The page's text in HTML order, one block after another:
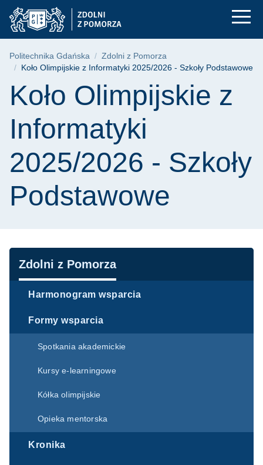
Przejdź
do
menu
Przejdź
do
wyszukiwarki
Przejdź
do
treści
Koło Olimpijskie z
Ścieżka nawigacyjna
Politechnika Gdańska
Zdolni z Pomorza
Koło Olimpijskie z Informatyki 2025/2026 - Szkoły Podstawowe
Treść strony
Koło Olimpijskie z
Informatyki
2025/2026 - Szkoły
Podstawowe
Nawigacja
Zdolni z Pomorza
Harmonogram wsparcia
Formy wsparcia
Spotkania akademickie
Kursy e-learningowe
Kółka olimpijskie
Opieka mentorska
Kronika